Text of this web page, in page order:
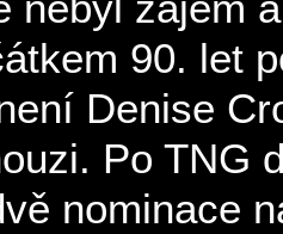
90. let
Denise
Po TNG
nominace